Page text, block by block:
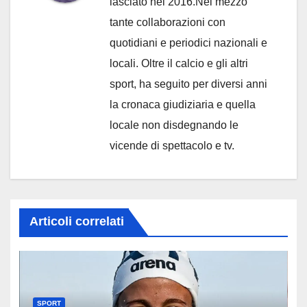
tante collaborazioni con
quotidiani e periodici nazionali e
locali. Oltre il calcio e gli altri
sport, ha seguito per diversi anni
la cronaca giudiziaria e quella
locale non disdegnando le
vicende di spettacolo e tv.
Articoli correlati
SPORT